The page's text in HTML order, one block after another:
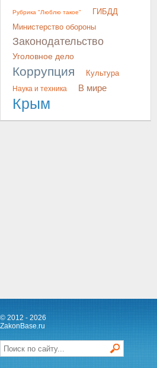
Рубрика "Люблю такое"
ГИБДД
Министерство обороны
Законодательство
Уголовное дело
Коррупция Культура
Наука и техника В мире
Крым
© 2012 - 2026
ZakonBase.ru